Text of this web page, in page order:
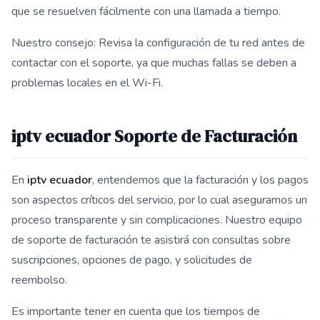
que se resuelven fácilmente con una llamada a tiempo.
Nuestro consejo: Revisa la configuración de tu red antes de
contactar con el soporte, ya que muchas fallas se deben a
problemas locales en el Wi-Fi.
iptv ecuador Soporte de Facturación
En iptv ecuador, entendemos que la facturación y los pagos
son aspectos críticos del servicio, por lo cual aseguramos un
proceso transparente y sin complicaciones. Nuestro equipo
de soporte de facturación te asistirá con consultas sobre
suscripciones, opciones de pago, y solicitudes de
reembolso.
Es importante tener en cuenta que los tiempos de